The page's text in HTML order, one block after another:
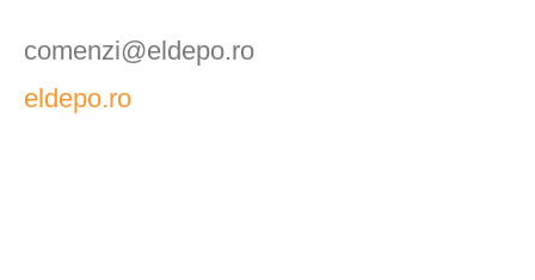
comenzi@eldepo.ro
eldepo.ro